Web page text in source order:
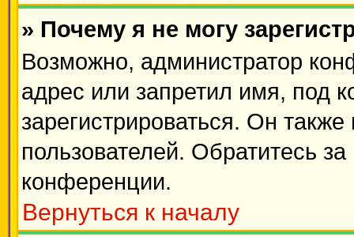
» Почему я не могу
Возможно, администратор
адрес или запретил имя, под
зарегистрироваться. Он
пользователей. Обратитесь
конференции.
Вернуться к началу